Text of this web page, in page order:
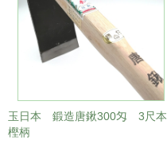
玉日本 鍛造唐鍬300匁 3尺本
樫柄